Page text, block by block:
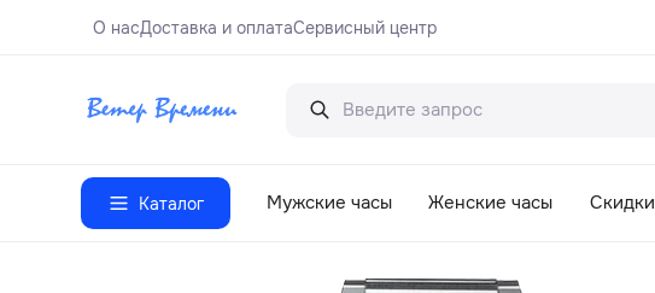
О насДоставка и оплатаСервисный центр
Каталог Мужские часы Женские часы Скидки